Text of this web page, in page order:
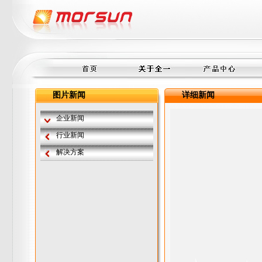
图片新闻
企业新闻
行业新闻
解决方案
详细新闻